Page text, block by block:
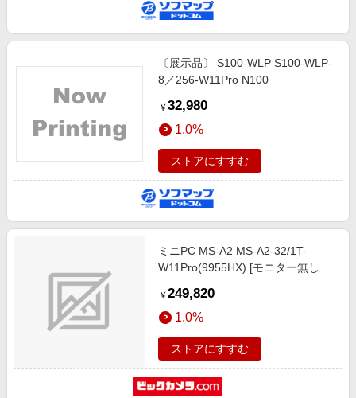
〔展示品〕 S100-WLP S100-WLP-
8／256-W11Pro N100
￥ 32,980
1.0%
ストアにすすむ
ミニPC MS-A2 MS-A2-32/1T-
W11Pro(9955HX) [モニター無し
モリ：32GB /SSD：1TB /2026年2
月モデル]
￥ 249,820
1.0%
ストアにすすむ